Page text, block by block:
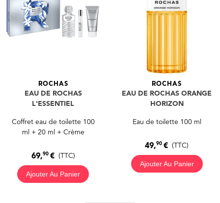
ROCHAS
EAU DE ROCHAS
L'ESSENTIEL
Coffret eau de toilette 100
ml + 20 ml + Crème
69,90 € (TTC)
Ajouter Au Panier
ROCHAS
EAU DE ROCHAS ORANGE
HORIZON
Eau de toilette 100 ml
49,90€ (TTC)
Ajouter Au Panier